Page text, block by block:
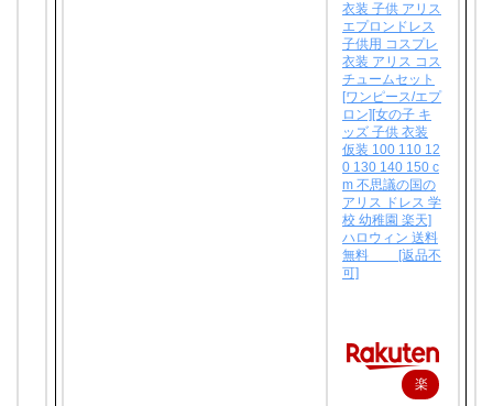
衣装 子供 アリス
エプロンドレス
子供用 コスプレ
衣装 アリス コス
チュームセット
[ワンピース/エプ
ロン][女の子 キ
ッズ 子供 衣装
仮装 100 110 12
0 130 140 150 c
m 不思議の国の
アリス ドレス 学
校 幼稚園 楽天]
ハロウィン 送料
無料 [返品不
可]
楽